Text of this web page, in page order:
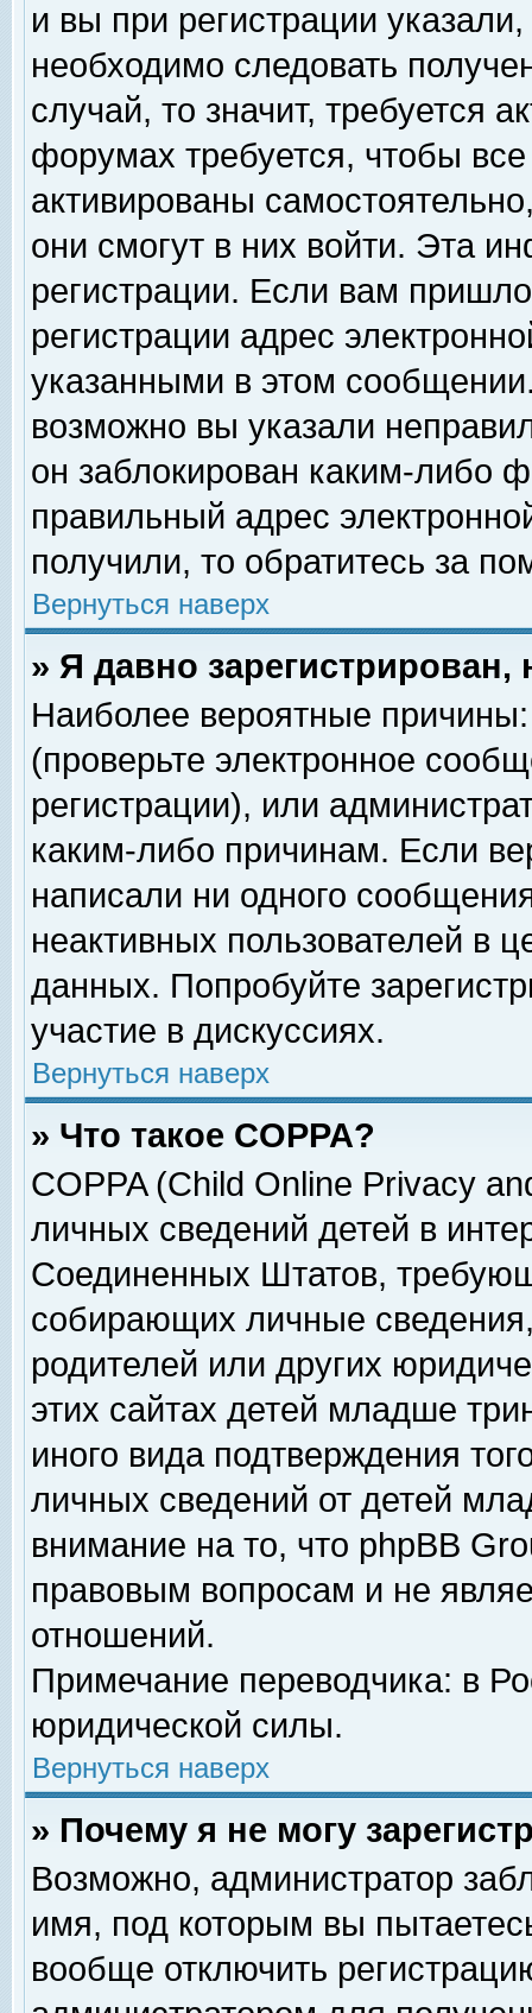
и вы при регистрации
необходимо следовать
случай, то значит, требуется
форумах требуется, чтобы
активированы
они смогут в них войти. Эта
регистрации. Если вам
регистрации адрес
указанными в этом
возможно вы указали
он заблокирован каким-либо
правильный адрес
получили, то обратитесь за
Вернуться наверх
» Я давно
Наиболее вероятные
(проверьте электронное
регистрации), или
каким-либо причинам. Если
написали ни одного
неактивных пользователей в
данных. Попробуйте
участие в дискуссиях.
Вернуться наверх
» Что такое COPPA?
COPPA (Child Online Privacy
личных сведений детей в
Соединенных Штатов,
собирающих личные
родителей или других
этих сайтах детей младше
иного вида подтверждения
личных сведений от детей
внимание на то, что phpBB
правовым вопросам и не
отношений.
Примечание переводчика: в
юридической силы.
Вернуться наверх
» Почему я не могу
Возможно, администратор
имя, под которым вы
вообще отключить